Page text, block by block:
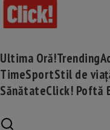
Ultima Oră!Trending
TimeSportStil de
SănătateClick! Poftă